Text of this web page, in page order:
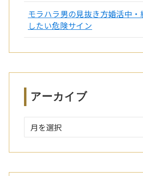
モラハラ男の見抜き方婚活中
したい危険サイン
アーカイブ
ー
ブ